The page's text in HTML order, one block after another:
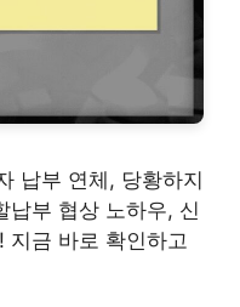
납부 연체, 당황하지
납부 협상 노하우, 신
지금 바로 확인하고